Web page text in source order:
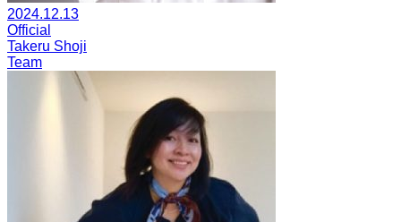
2024.12.13
Official
Takeru Shoji
Team